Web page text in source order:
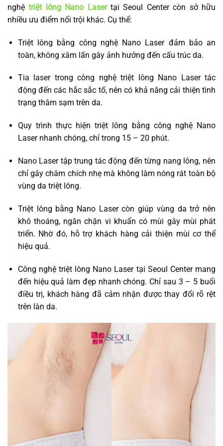
nghệtriệt lông Nano Lasertại Seoul Center còn sở hữu
nhiều ưu điểm nổi trội khác. Cụ thể:
Triệt lông bằng công nghệ Nano Laser đảm bảo an
toàn, không xâm lấn gây ảnh hưởng đến cấu trúc da.
Tia laser trong công nghệ triệt lông Nano Laser tác
động đến các hắc sắc tố, nên có khả năng cải thiện tình
trạng thâm sạm trên da.
Quy trình thực hiện triệt lông bằng công nghệ Nano
Laser nhanh chóng, chỉ trong 15 – 20 phút.
Nano Laser tập trung tác động đến từng nang lông, nên
chỉ gây châm chích nhẹ mà không làm nóng rát toàn bộ
vùng da triệt lông.
Triệt lông bằng Nano Laser còn giúp vùng da trở nên
khô thoáng, ngăn chặn vi khuẩn có mùi gây mùi phát
triển. Nhờ đó, hỗ trợ khách hàng cải thiện mùi cơ thể
hiệu quả.
Công nghệ triệt lông Nano Laser tại Seoul Center mang
đến hiệu quả làm đẹp nhanh chóng. Chỉ sau 3 – 5 buổi
điều trị, khách hàng đã cảm nhận được thay đổi rõ rệt
trên làn da.